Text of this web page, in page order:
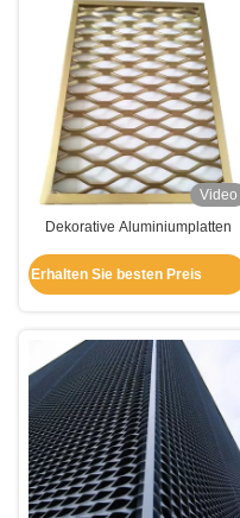
Video
Dekorative Aluminiumplatten
Erhalten Sie besten Preis